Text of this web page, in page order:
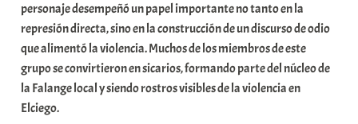
personaje desempeñó un papel importante no tanto en la
represión directa, sino en la construcción de un discurso de odio
que alimentó la violencia. Muchos de los miembros de este
grupo se convirtieron en sicarios, formando parte del núcleo de
la Falange local y siendo rostros visibles de la violencia en
Elciego.